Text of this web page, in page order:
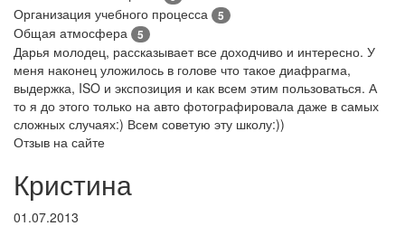
Организация учебного процесса 5
Общая атмосфера 5
Дарья молодец, рассказывает все доходчиво и интересно. У
меня наконец уложилось в голове что такое диафрагма,
выдержка, ISO и экспозиция и как всем этим пользоваться. А
то я до этого только на авто фотографировала даже в самых
сложных случаях:) Всем советую эту школу:))
Отзыв на сайте
Кристина
01.07.2013